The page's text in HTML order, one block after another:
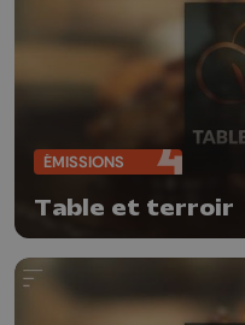
ÉMISSIONS
Table et terroir